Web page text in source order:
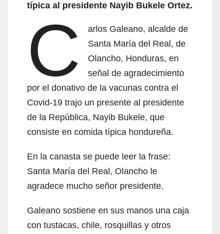
típica al presidente Nayib Bukele Ortez.
C
arlos Galeano, alcalde de
Santa María del Real, de
Olancho, Honduras, en
señal de agradecimiento
por el donativo de la vacunas contra el
Covid-19 trajo un presente al presidente
de la República, Nayib Bukele, que
consiste en comida típica hondureña.
En la canasta se puede leer la frase:
Santa María del Real, Olancho le
agradece mucho señor presidente.
Galeano sostiene en sus manos una caja
con tustacas, chile, rosquillas y otros